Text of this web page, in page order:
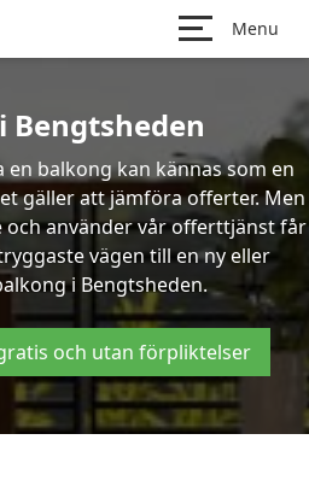
Menu
Bengtsheden
balkong kan kännas som en
gäller att jämföra offerter. Men
använder vår offerttjänst får
vägen till en ny eller
i Bengtsheden.
och utan förpliktelser